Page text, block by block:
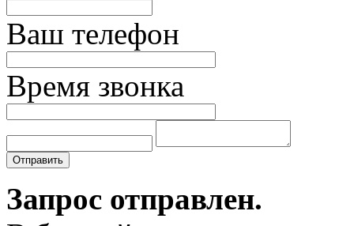
Ваш телефон
Время звонка
Отправить
Запрос отправлен.